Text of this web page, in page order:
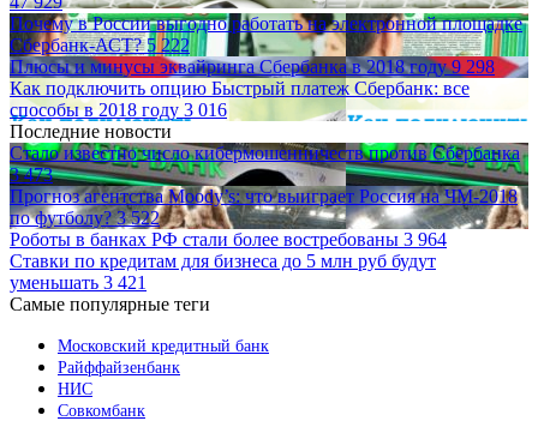
Почему в России выгодно работать на электронной площадке
Сбербанк-АСТ?5 222
Плюсы и минусы эквайринга Сбербанка в 2018 году9 298
Как подключить опцию Быстрый платеж Сбербанк: все
способы в 2018 году 3 016
Последние новости
Стало известно число кибермошенничеств против Сбербанка
3 473
Прогноз агентства Moody’s: что выиграет Россия на ЧМ-2018
по футболу?3 522
Роботы в банках РФ стали более востребованы 3 964
Ставки по кредитам для бизнеса до 5 млн руб будут
уменьшать 3 421
Самые популярные теги
Московский кредитный банк
Райффайзенбанк
НИС
Совкомбанк